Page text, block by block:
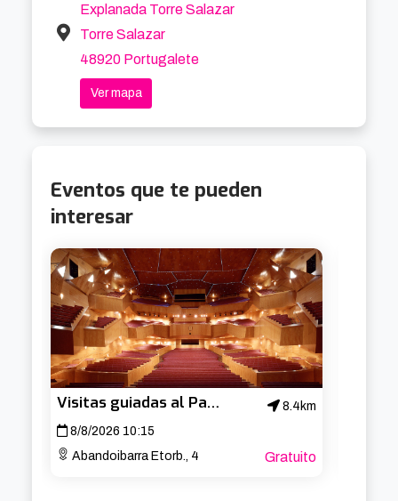
▪️ Diciembre: 7
🕰️ Todas las visitas son los domingos a las
12:30 h.
🎟️ Reserva previa en la Oficina de Turismo, mail
🧭 Un plan perfecto si te preguntas qué hacer
paseo teatral por una de las villas más
emblemáticas de Bizkaia.
Explanada Torre Salazar
Torre Salazar
48920 Portugalete
Ver mapa
Eventos que te pueden
interesar
Visitas guiadas al Palacio Euskalduna
8.4km
8/8/2026 10:15
Abandoibarra Etorb., 4
Gratuito